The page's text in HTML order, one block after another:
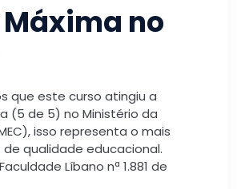
no
que este curso atingiu a
(5 de 5) no Ministério da
isso representa o mais
qualidade educacional.
Líbano nª 1.881 de